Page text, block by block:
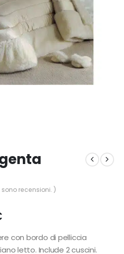
recensioni. )
Il
attuale
è:
con bordo di pelliccia
letto. Include 2 cuscini.